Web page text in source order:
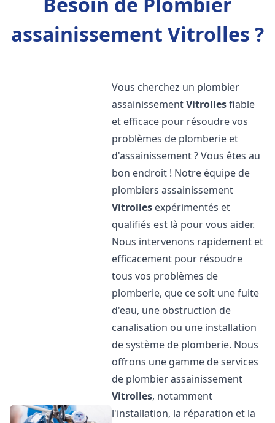
assainissement Vitrolles ?
Vous cherchez un plombier
assainissementVitrollesfiable
et efficace pour résoudre vos
problèmes de plomberie et
d'assainissement ? Vous êtes au
bon endroit ! Notre équipe de
plombiers assainissement
Vitrolles expérimentés et
qualifiés est là pour vous aider.
Nous intervenons rapidement et
efficacement pour résoudre
tous vos problèmes de
plomberie, que ce soit une fuite
d'eau, une obstruction de
canalisation ou une installation
de système de plomberie. Nous
offrons une gamme de services
de plombier assainissement
Vitrolles, notamment
l'installation, la réparation et la